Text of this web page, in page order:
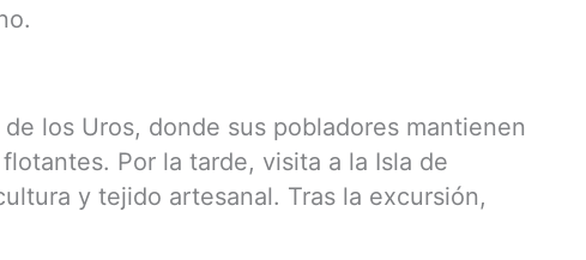
los Uros, donde sus pobladores mantienen
Por la tarde, visita a la Isla de
y tejido artesanal. Tras la excursión,